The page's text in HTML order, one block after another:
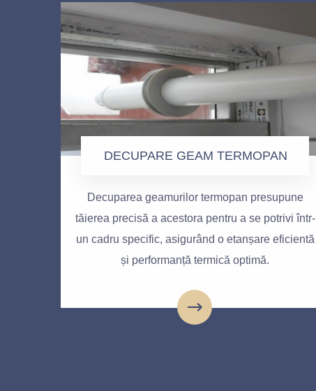
DECUPARE GEAM TERMOPAN
Decuparea geamurilor termopan presupune
tăierea precisă a acestora pentru a se potrivi într-
un cadru specific, asigurând o etanșare eficientă
și performanță termică optimă.